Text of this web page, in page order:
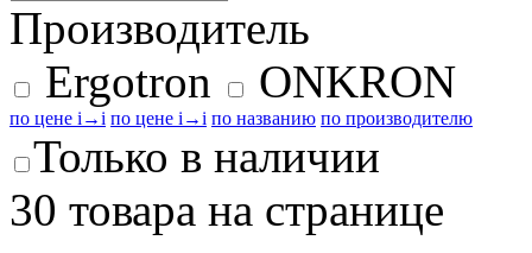
Производитель
Ergotron
ONKRON
по цене i →i по цене i →i по названию по производителю
Только в наличии
30 товара на странице